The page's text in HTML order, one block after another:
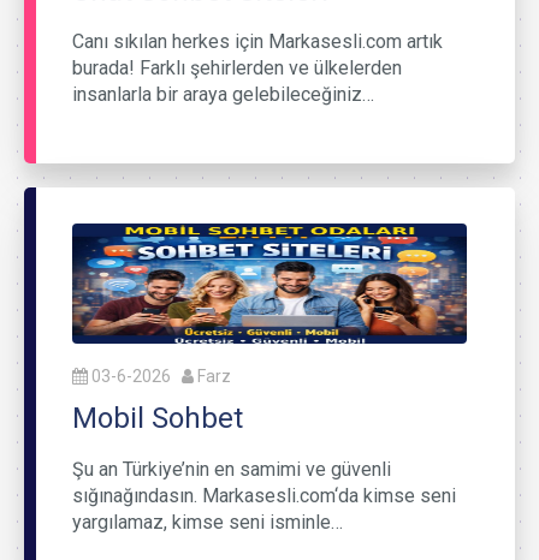
Canı sıkılan herkes için Markasesli.com artık
burada! Farklı şehirlerden ve ülkelerden
insanlarla bir araya gelebileceğiniz…
03-6-2026 Farz
Mobil Sohbet
Şu an Türkiye’nin en samimi ve güvenli
sığınağındasın. Markasesli.com‘da kimse seni
yargılamaz, kimse seni isminle…